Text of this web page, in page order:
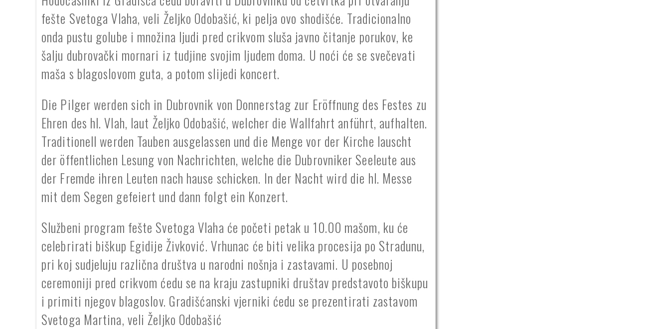
fešte Svetoga Vlaha, veli Željko Odobašić, ki pelja ovo shodišće. Tradicionalno
onda pustu golube i množina ljudi pred crikvom sluša javno čitanje porukov, ke
šalju dubrovački mornari iz tudjine svojim ljudem doma. U noći će se svečevati
maša s blagoslovom guta, a potom slijedi koncert.
Die Pilger werden sich in Dubrovnik von Donnerstag zur Eröffnung des Festes zu
Ehren des hl. Vlah, laut Željko Odobašić, welcher die Wallfahrt anführt, aufhalten.
Traditionell werden Tauben ausgelassen und die Menge vor der Kirche lauscht
der öffentlichen Lesung von Nachrichten, welche die Dubrovniker Seeleute aus
der Fremde ihren Leuten nach hause schicken. In der Nacht wird die hl. Messe
mit dem Segen gefeiert und dann folgt ein Konzert.
Službeni program fešte Svetoga Vlaha će početi petak u 10.00 mašom, ku će
celebrirati biškup Egidije Živković. Vrhunac će biti velika procesija po Stradunu,
pri koj sudjeluju različna društva u narodni nošnja i zastavami. U posebnoj
ceremoniji pred crikvom ćedu se na kraju zastupniki društav predstavoto biškupu
i primiti njegov blagoslov. Gradišćanski vjerniki ćedu se prezentirati zastavom
Svetoga Martina, veli Željko Odobašić